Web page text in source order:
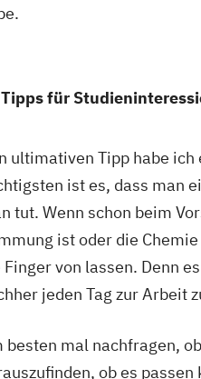
für
ultimativen Tipp habe
ist es, dass man
tut. Wenn schon beim
ist oder die
Finger von lassen. Denn
jeden Tag zur Arbeit
besten mal nachfragen,
ob es